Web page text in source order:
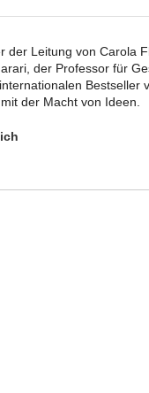
der Leitung von Carola
der Professor für
Bestseller
der Macht von Ideen.